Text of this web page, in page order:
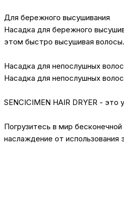
Для бережного высушивания
Насадка для бережного
этом быстро высушивая волосы.
Насадка для непослушных волос
Насадка для непослушных
SENCICIMEN HAIR DRYER -
Погрузитесь в мир
наслаждение от